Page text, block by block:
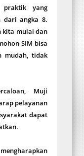
yang
dari angka 8.
kita mulai dan
SIM bisa
mudah, tidak
Muji
pelayanan
dapat